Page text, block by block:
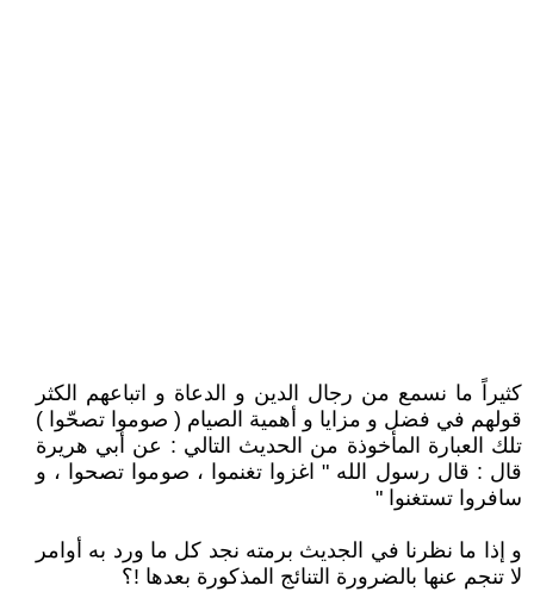
كثيراً ما نسمع من رجال الدين و الدعاة و اتباعهم الكثر
قولهم في فضل و مزايا و أهمية الصيام ( صوموا تصحّوا )
تلك العبارة المأخوذة من الحديث التالي : عن أبي هريرة
قال : قال رسول الله " اغزوا تغنموا ، صوموا تصحوا ، و
سافروا تستغنوا "
و إذا ما نظرنا في الجديث برمته نجد كل ما ورد به أوامر
لا تنجم عنها بالضرورة التنائج المذكورة بعدها !؟